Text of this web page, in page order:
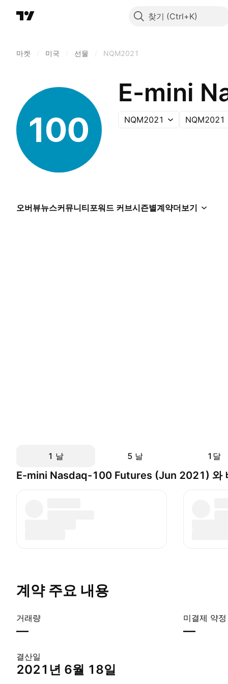
찾기
마켓 미국 선물 NQM2021
E-mini
NQM2021 NQM2021
오버뷰뉴스커뮤니티포워드 커브시즌별계약더보기
1 날 5 날 1달
E-mini Nasdaq-100 Futures (Jun 2021) 와
계약 주요 내용
거래량
—
미결제 약정
—
결산일
2021년 6월 18일